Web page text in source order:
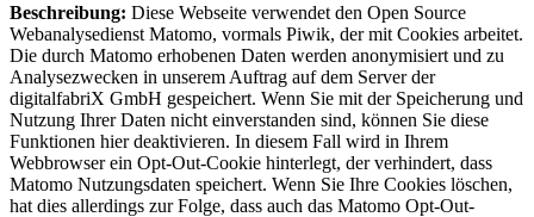
Beschreibung: Diese Webseite verwendet den Open Source
Webanalysedienst Matomo, vormals Piwik, der mit Cookies arbeitet.
Die durch Matomo erhobenen Daten werden anonymisiert und zu
Analysezwecken in unserem Auftrag auf dem Server der
digitalfabriX GmbH gespeichert. Wenn Sie mit der Speicherung und
Nutzung Ihrer Daten nicht einverstanden sind, können Sie diese
Funktionen hier deaktivieren. In diesem Fall wird in Ihrem
Webbrowser ein Opt-Out-Cookie hinterlegt, der verhindert, dass
Matomo Nutzungsdaten speichert. Wenn Sie Ihre Cookies löschen,
hat dies allerdings zur Folge, dass auch das Matomo Opt-Out-